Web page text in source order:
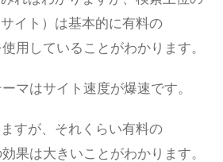
イト）は基本的に有料の
用していることがわかります。
マはサイト速度が爆速です。
すが、それくらい有料の
果は大きいことがわかります。